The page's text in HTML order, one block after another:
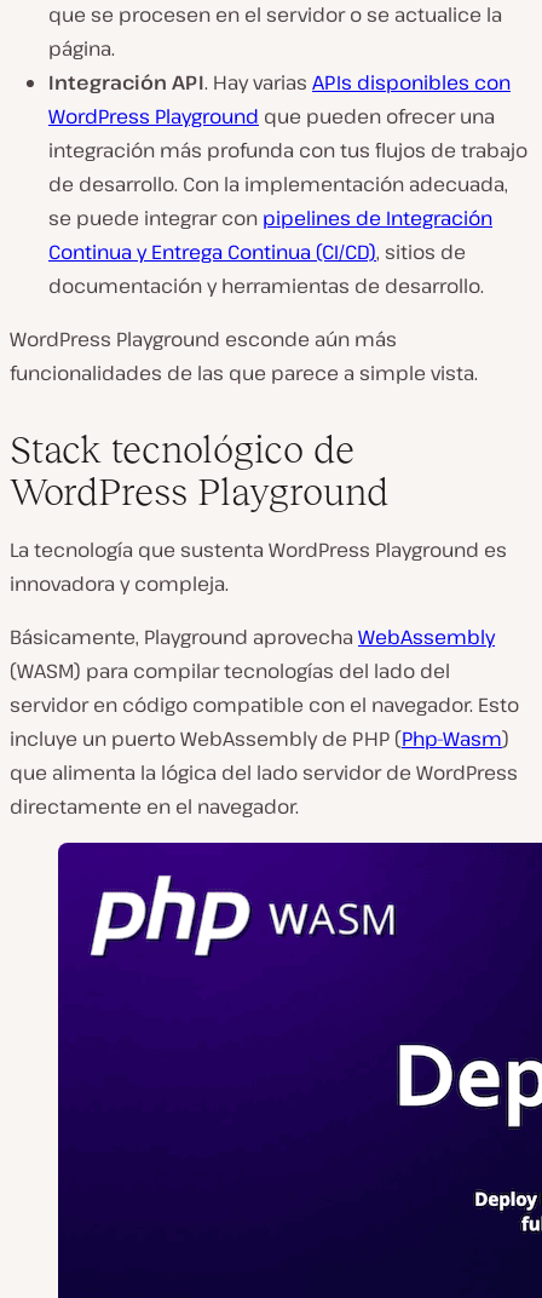
que se procesen en el servidor o se actualice la
página.
Integración API. Hay varias APIs disponibles con
WordPress Playground que pueden ofrecer una
integración más profunda con tus flujos de trabajo
de desarrollo. Con la implementación adecuada,
se puede integrar con pipelines de Integración
Continua y Entrega Continua (CI/CD), sitios de
documentación y herramientas de desarrollo.
WordPress Playground esconde aún más
funcionalidades de las que parece a simple vista.
Stack tecnológico de
WordPress Playground
La tecnología que sustenta WordPress Playground es
innovadora y compleja.
Básicamente, Playground aprovecha WebAssembly
(WASM) para compilar tecnologías del lado del
servidor en código compatible con el navegador. Esto
incluye un puerto WebAssembly de PHP (Php-Wasm)
que alimenta la lógica del lado servidor de WordPress
directamente en el navegador.